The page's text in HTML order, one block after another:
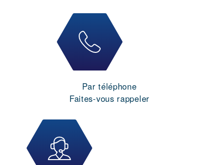
Par téléphone
Faites-vous rappeler